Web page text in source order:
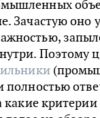
Зачастую оно
Поэтому
полностью
какие